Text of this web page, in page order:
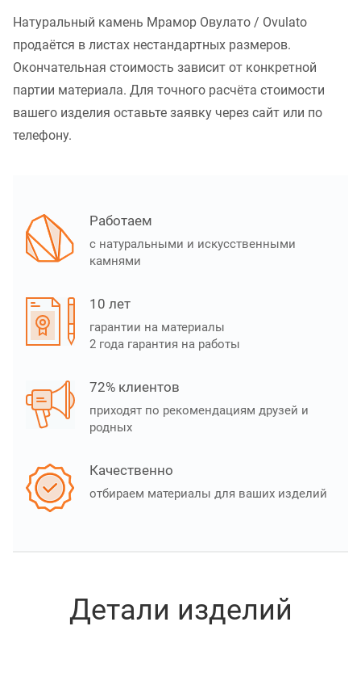
Натуральный камень Мрамор Овулато / Ovulato
продаётся в листах нестандартных размеров.
Окончательная стоимость зависит от конкретной
партии материала. Для точного расчёта стоимости
вашего изделия оставьте заявку через сайт или по
телефону.
Работаем
с натуральными и искусственными
камнями
10 лет
гарантии на материалы
2 года гарантия на работы
72% клиентов
приходят по рекомендациям друзей и
родных
Качественно
отбираем материалы для ваших изделий
Детали изделий